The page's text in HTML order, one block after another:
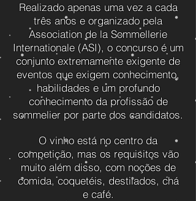
Realizado apenas uma vez a cada
três anos e organizado pela
Association de la Sommellerie
Internationale (ASI), o concurso é um
conjunto extremamente exigente de
eventos que exigem conhecimento,
habilidades e um profundo
conhecimento da profissão de
sommelier por parte dos candidatos.
O vinho está no centro da
competição, mas os requisitos vão
muito além disso, com noções de
comida, coquetéis, destilados, chá
e café.